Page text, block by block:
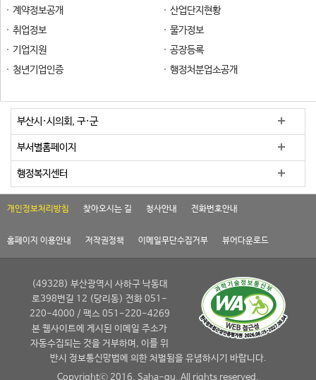
계약정보공개
산업단지현황
취업정보
물가정보
기업지원
공장등록
청년기업인증
행정처분업소공개
부산시·시의회, 구·군
부서별홈페이지
행정복지센터
개인정보처리방침 찾아오시는 길 청사안내 전화번호안내
홈페이지 이용안내 저작권정책 이메일무단수집거부 뷰어다운로드
(49328) 부산광역시 사하구 낙동대
로398번길 12 (당리동) 전화 051-
220-4000 / 팩스 051-220-4269
본 웹사이트에 게시된 이메일 주소가
자동수집되는 것을 거부하며, 이를 위
반시 정보통신망법에 의한 처벌됨을 유념하시기 바랍니다.
Copyrightⓒ 2016, Saha-gu. All rights reserved.